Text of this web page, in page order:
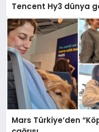
Tencent Hy3 dünya
Mars Türkiye’den